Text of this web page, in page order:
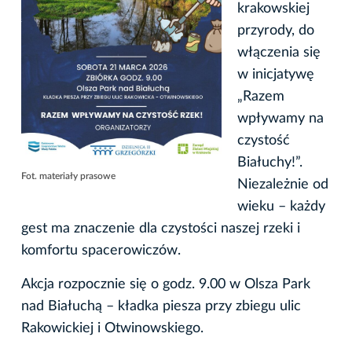
Fot. materiały prasowe
krakowskiej
przyrody, do
włączenia się
w inicjatywę
„Razem
wpływamy na
czystość
Białuchy!”.
Niezależnie od
wieku – każdy
gest ma znaczenie dla czystości naszej rzeki i
komfortu spacerowiczów.
Akcja rozpocznie się o godz. 9.00 w Olsza Park
nad Białuchą – kładka piesza przy zbiegu ulic
Rakowickiej i Otwinowskiego.